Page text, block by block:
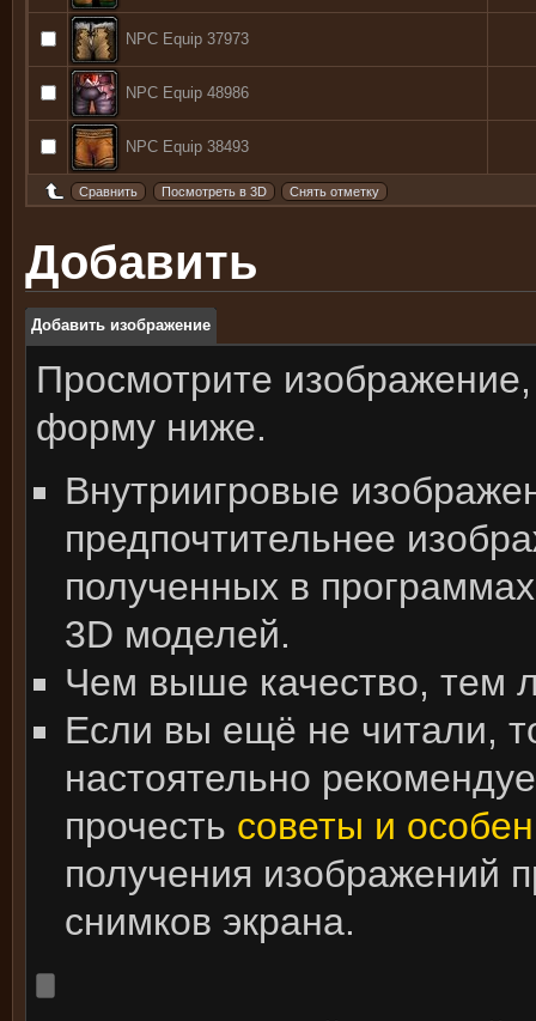
NPC Equip 37973
NPC Equip 48986
NPC Equip 38493
Добавить
Добавить изображение
Просмотрите изображение,
форму ниже.
Внутриигровые
предпочтительнее
полученных в
3D моделей.
Чем выше качество, тем
Если вы ещё не читали,
настоятельно
прочесть советы и
получения изображений
снимков экрана.